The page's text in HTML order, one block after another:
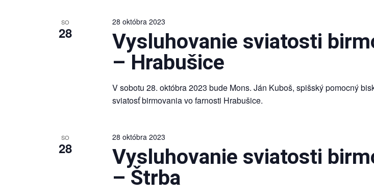
SO
28
28 októbra 2023
Vysluhovanie sviatosti
– Hrabušice
V sobotu 28. októbra 2023 bude Mons. Ján Kuboš, spišský pomocný
sviatosť birmovania vo farnosti Hrabušice.
SO
28
28 októbra 2023
Vysluhovanie sviatosti
– Štrba